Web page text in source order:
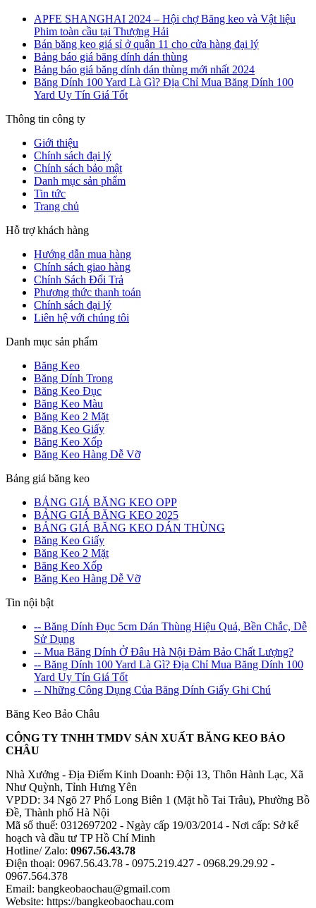
APFE SHANGHAI 2024 – Hội chợ Băng keo và Vật liệu
Phim toàn cầu tại Thượng Hải
Bán băng keo giá sỉ ở quận 11 cho cửa hàng đại lý
Bảng báo giá băng dính dán thùng
Bảng báo giá băng dính dán thùng mới nhất 2024
Băng Dính 100 Yard Là Gì? Địa Chỉ Mua Băng Dính 100
Yard Uy Tín Giá Tốt
Thông tin công ty
Giới thiệu
Chính sách đại lý
Chính sách bảo mật
Danh mục sản phẩm
Tin tức
Trang chủ
Hỗ trợ khách hàng
Hướng dẫn mua hàng
Chính sách giao hàng
Chính Sách Đổi Trả
Phương thức thanh toán
Chính sách đại lý
Liên hệ với chúng tôi
Danh mục sản phẩm
Băng Keo
Băng Dính Trong
Băng Keo Đục
Băng Keo Màu
Băng Keo 2 Mặt
Băng Keo Giấy
Băng Keo Xốp
Băng Keo Hàng Dễ Vỡ
Bảng giá băng keo
BẢNG GIÁ BĂNG KEO OPP
BẢNG GIÁ BĂNG KEO 2025
BẢNG GIÁ BĂNG KEO DÁN THÙNG
Băng Keo Giấy
Băng Keo 2 Mặt
Băng Keo Xốp
Băng Keo Hàng Dễ Vỡ
Tin nội bật
-- Băng Dính Đục 5cm Dán Thùng Hiệu Quả, Bền Chắc, Dễ
Sử Dụng
-- Mua Băng Dính Ở Đâu Hà Nội Đảm Bảo Chất Lượng?
-- Băng Dính 100 Yard Là Gì? Địa Chỉ Mua Băng Dính 100
Yard Uy Tín Giá Tốt
-- Những Công Dụng Của Băng Dính Giấy Ghi Chú
Băng Keo Bảo Châu
CÔNG TY TNHH TMDV SẢN XUẤT BĂNG KEO BẢO
CHÂU
Nhà Xưởng - Địa Điểm Kinh Doanh: Đội 13, Thôn Hành Lạc, Xã
Như Quỳnh, Tỉnh Hưng Yên
VPDD: 34 Ngõ 27 Phố Long Biên 1 (Mặt hồ Tai Trâu), Phường Bồ
Đề, Thành phố Hà Nội
Mã số thuế: 0312697202 - Ngày cấp 19/03/2014 - Nơi cấp: Sở kế
hoạch và đầu tư TP Hồ Chí Minh
Hotline/ Zalo: 0967.56.43.78
Điện thoại: 0967.56.43.78 - 0975.219.427 - 0968.29.29.92 -
0967.564.378
Email: bangkeobaochau@gmail.com
Website: https://bangkeobaochau.com